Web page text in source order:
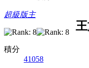
超級版主
積分
41058